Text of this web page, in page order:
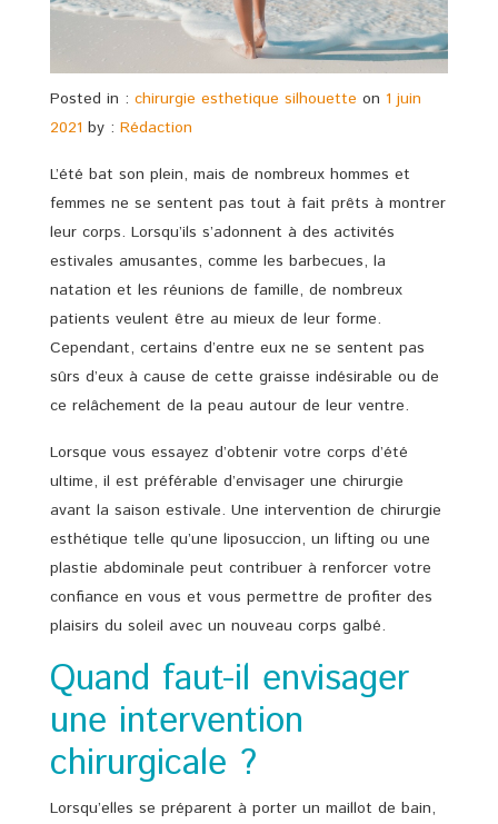
Posted in : chirurgie esthetique silhouette on 1 juin
2021 by : Rédaction
L’été bat son plein, mais de nombreux hommes et
femmes ne se sentent pas tout à fait prêts à montrer
leur corps. Lorsqu’ils s’adonnent à des activités
estivales amusantes, comme les barbecues, la
natation et les réunions de famille, de nombreux
patients veulent être au mieux de leur forme.
Cependant, certains d’entre eux ne se sentent pas
sûrs d’eux à cause de cette graisse indésirable ou de
ce relâchement de la peau autour de leur ventre.
Lorsque vous essayez d’obtenir votre corps d’été
ultime, il est préférable d’envisager une chirurgie
avant la saison estivale. Une intervention de chirurgie
esthétique telle qu’une liposuccion, un lifting ou une
plastie abdominale peut contribuer à renforcer votre
confiance en vous et vous permettre de profiter des
plaisirs du soleil avec un nouveau corps galbé.
Quand faut-il envisager
une intervention
chirurgicale ?
Lorsqu’elles se préparent à porter un maillot de bain,